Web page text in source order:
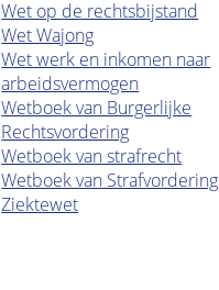
Wet op de rechtsbijstand
Wet Wajong
Wet werk en inkomen naar
arbeidsvermogen
Wetboek van Burgerlijke
Rechtsvordering
Wetboek van strafrecht
Wetboek van Strafvordering
Ziektewet